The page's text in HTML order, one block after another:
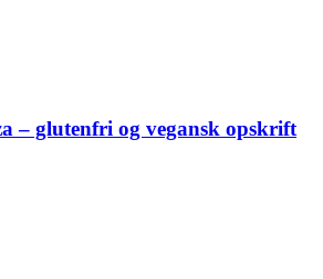
– glutenfri og vegansk opskrift